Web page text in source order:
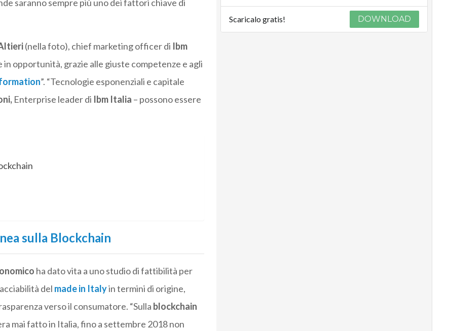
saranno sempre più uno dei fattori chiave di
(nella foto), chief marketing officer di Ibm
in opportunità, grazie alle giuste competenze e agli
”. “Tecnologie esponenziali e capitale
Enterprise leader di Ibm Italia – possono essere
sulla Blockchain
ha dato vita a uno studio di fattibilità per
del made in Italyin termini di origine,
verso il consumatore. “Sulla blockchain
mai fatto in Italia, fino a settembre 2018 non
Scaricalo gratis! DOWNLOAD